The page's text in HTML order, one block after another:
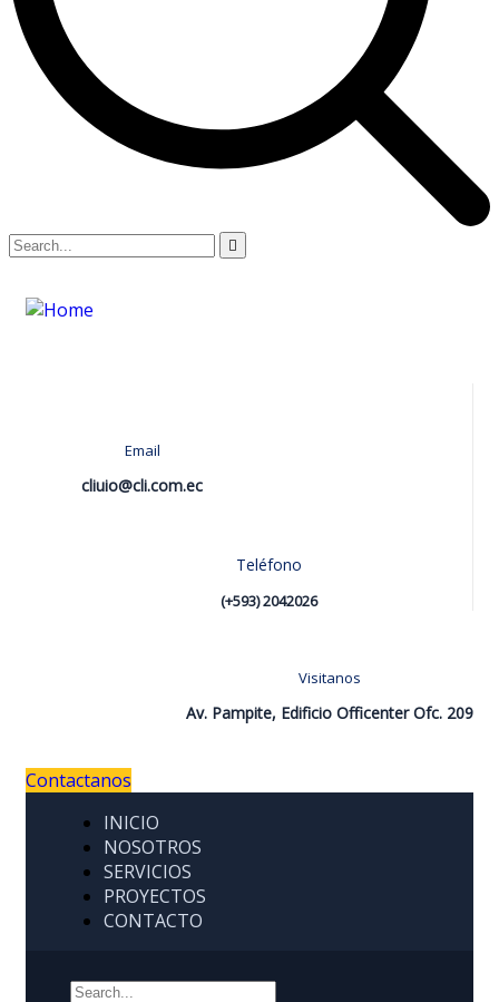
Email
cliuio@cli.com.ec
Teléfono
(+593) 2042026
Visitanos
Av. Pampite, Edificio Officenter Ofc. 209
Contactanos
INICIO
NOSOTROS
SERVICIOS
PROYECTOS
CONTACTO